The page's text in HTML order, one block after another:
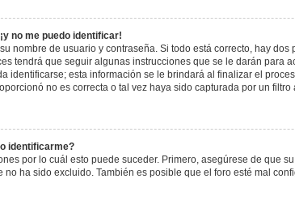
no me puedo identificar!
nombre de usuario y contraseña. Si todo está correcto, hay
tendrá que seguir algunas instrucciones que se le darán para
identificarse; esta información se le brindará al finalizar el
no es correcta o tal vez haya sido capturada por un
identificarme?
por lo cuál esto puede suceder. Primero, asegúrese de que
no ha sido excluido. También es posible que el foro esté mal